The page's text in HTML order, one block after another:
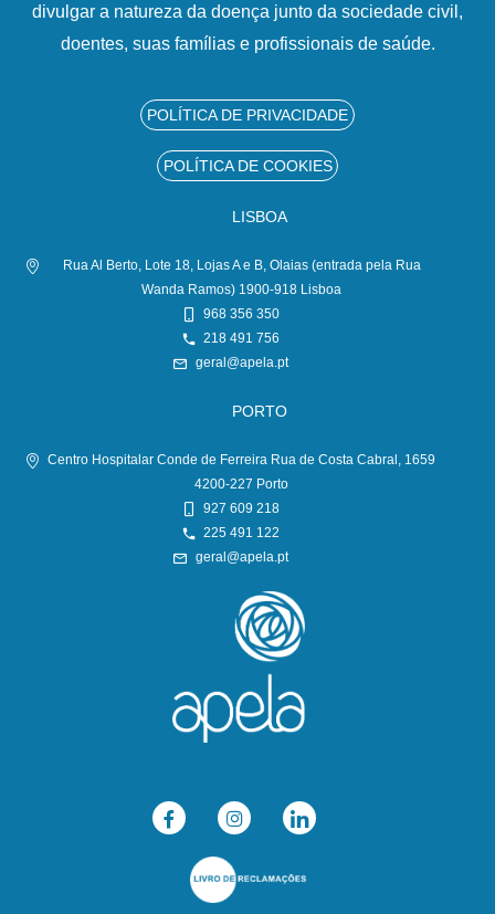
divulgar a natureza da doença junto da sociedade civil,
doentes, suas famílias e profissionais de saúde.
POLÍTICA DE PRIVACIDADE
POLÍTICA DE COOKIES
LISBOA
Rua Al Berto, Lote 18, Lojas A e B, Olaias (entrada pela Rua
Wanda Ramos) 1900-918 Lisboa
968 356 350
218 491 756
geral@apela.pt
PORTO
Centro Hospitalar Conde de Ferreira Rua de Costa Cabral, 1659
4200-227 Porto
927 609 218
225 491 122
geral@apela.pt